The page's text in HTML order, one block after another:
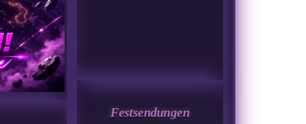
Festsendungen